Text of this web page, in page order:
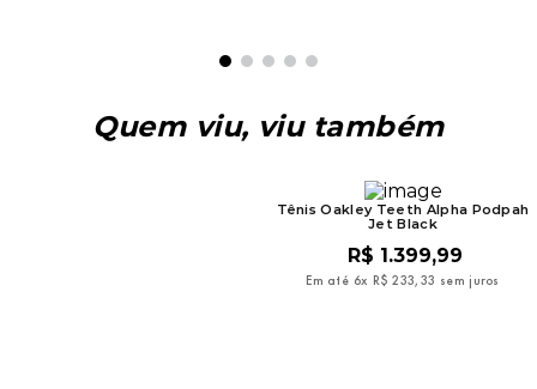
Quem viu, viu também
Tênis Oakley Teeth Alpha Podpah
Jet Black
R$ 1.399,99
Em até 6x R$ 233, 33 sem juros